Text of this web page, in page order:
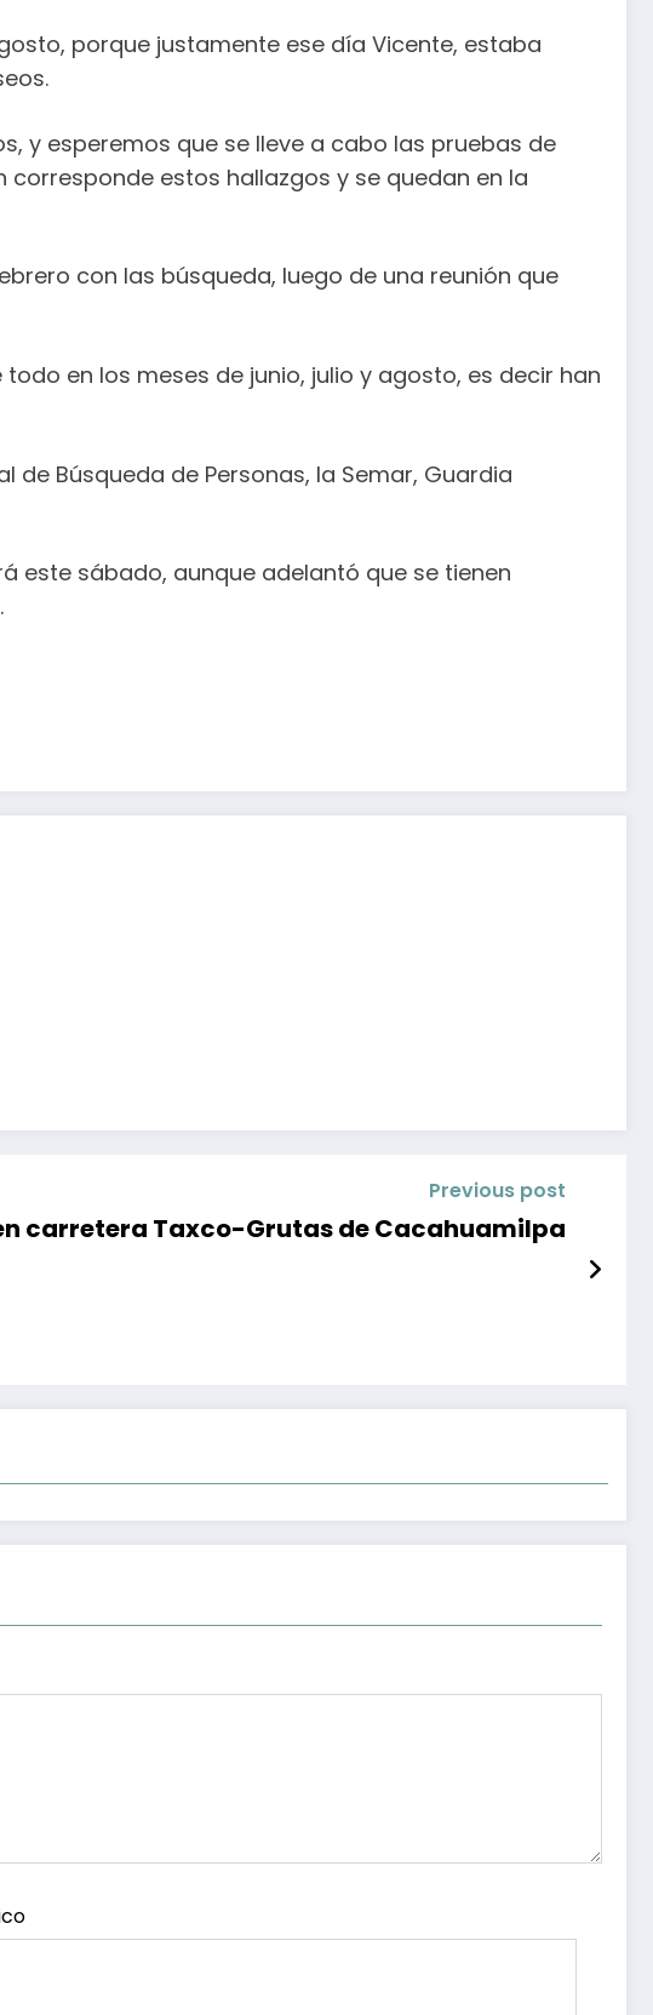
porque justamente ese día Vicente, estaba
y esperemos que se lleve a cabo las pruebas de
estos hallazgos y se quedan en la
con las búsqueda, luego de una reunión que
en los meses de junio, julio y agosto, es decir han
Búsqueda de Personas, la Semar, Guardia
este sábado, aunque adelantó que se tienen
Previous post
carretera Taxco-Grutas de Cacahuamilpa